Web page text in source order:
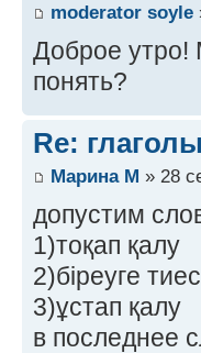
moderator soyle
Доброе утро!
понять?
Re:
Марина М » 28
допустим
1)тоқап қалу
2)біреуге
3)ұстап қалу
в последнее